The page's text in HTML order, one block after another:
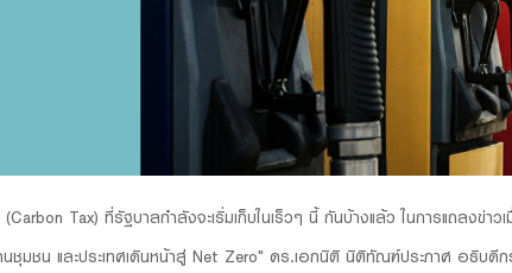
Tax) ที่รัฐบาลกำลังจะเริ่มเก็บในเร็วๆ นี้ กันบ้างแล้ว ในการแถลงข่
มชน และประเทศเดินหน้าสู่ Net Zero" ดร.เอกนิติ นิติทัณฑ์ประภาศ อธิบดีก